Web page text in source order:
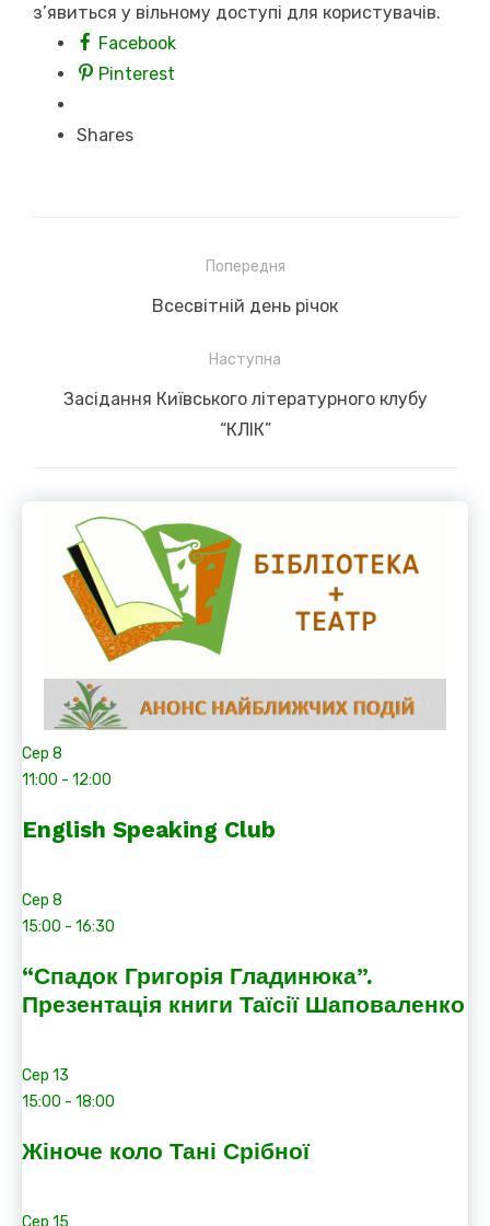
з’явиться у вільному доступі для користувачів.
Facebook
Pinterest
Shares
Попередня
Previous
Всесвітній день річок
Наступна
Next
Засідання Київського літературного клубу
“КЛІК”
Сер 8
11:00 - 12:00
English Speaking Club
Сер 8
15:00 - 16:30
“Спадок Григорія Гладинюка”.
Презентація книги Таїсії Шаповаленко
Сер 13
15:00 - 18:00
Жіноче коло Тані Срібної
Сер 15